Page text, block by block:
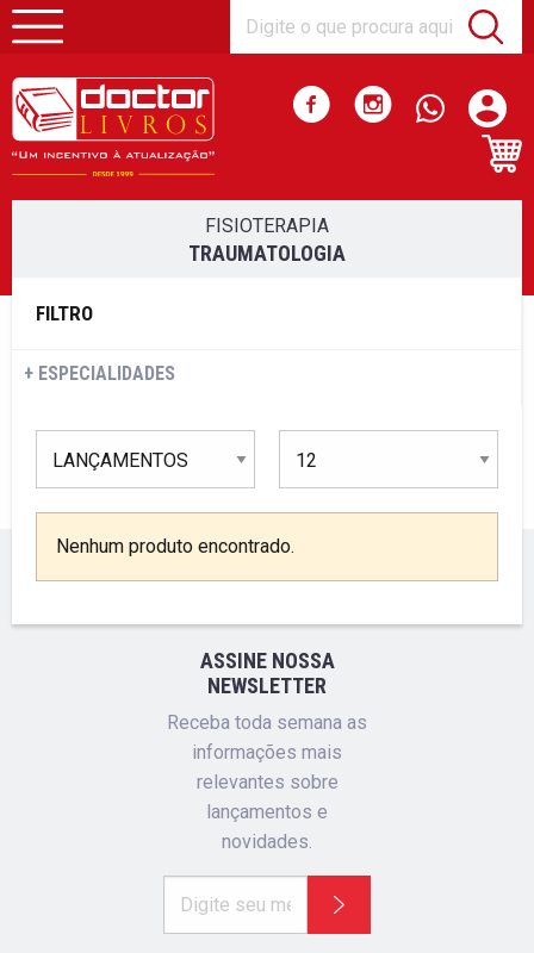
FISIOTERAPIA
TRAUMATOLOGIA
FILTRO
ESPECIALIDADES
Nenhum produto encontrado.
ASSINE NOSSA
NEWSLETTER
Receba toda semana as
informações mais
relevantes sobre
lançamentos e
novidades.